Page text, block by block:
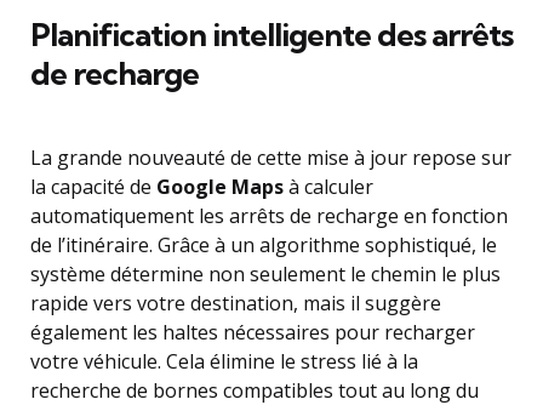
Planification intelligente des arrêts
de recharge
La grande nouveauté de cette mise à jour repose sur
la capacité de Google Mapsà calculer
automatiquement les arrêts de recharge en fonction
de l’itinéraire. Grâce à un algorithme sophistiqué, le
système détermine non seulement le chemin le plus
rapide vers votre destination, mais il suggère
également les haltes nécessaires pour recharger
votre véhicule. Cela élimine le stress lié à la
recherche de bornes compatibles tout au long du